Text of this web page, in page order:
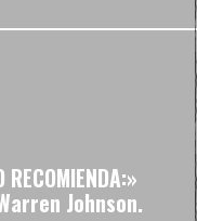
RECOMIENDA:»
Johnson.